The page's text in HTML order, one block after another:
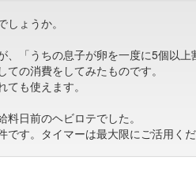
ょうか。
、「うちの息子が卵を一度に5個以
ての消費をしてみたものです。
も使えます。
日前のヘビロテでした。
です。タイマーは最大限にご活用くだ